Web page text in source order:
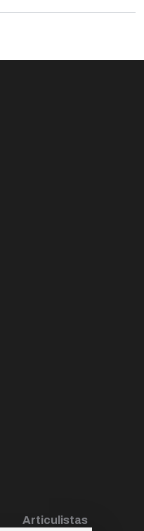
Articulistas